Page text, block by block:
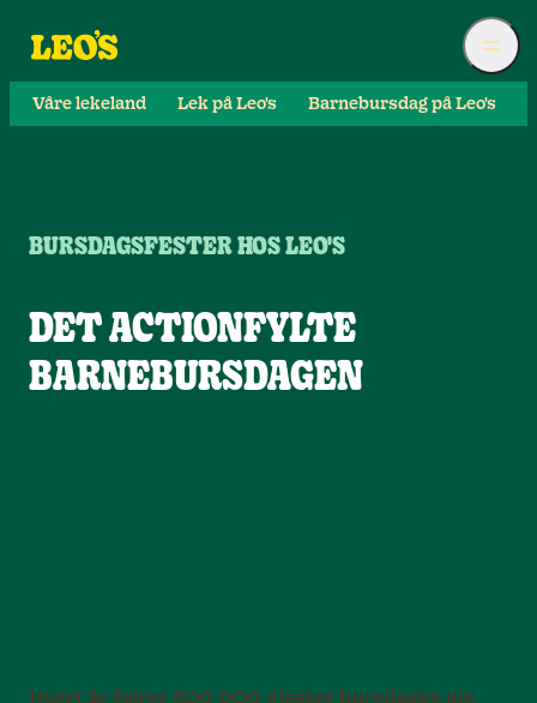
Våre lekeland Lek på Leo's Barnebursdag på Leo's
DET ACTIONFYLTE
BARNEBURSDAGEN
BURSDAGSFESTER HOS LEO'S
Hvert år feirer 500 000 gjester bursdagen sin